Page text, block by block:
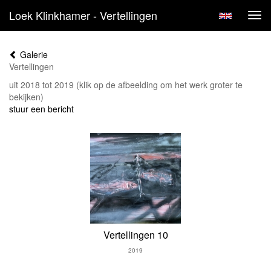
Loek Klinkhamer - Vertellingen
Galerie
Vertellingen
uit 2018 tot 2019 (klik op de afbeelding om het werk groter te
bekijken)
stuur een bericht
Vertellingen 10
2019